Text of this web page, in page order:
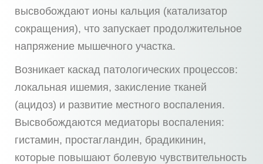
высвобождают ионы кальция (катализатор
сокращения), что запускает продолжительное
напряжение мышечного участка.
Возникает каскад патологических процессов:
локальная ишемия, закисление тканей
(ацидоз) и развитие местного воспаления.
Высвобождаются медиаторы воспаления:
гистамин, простагландин, брадикинин,
которые повышают болевую чувствительность